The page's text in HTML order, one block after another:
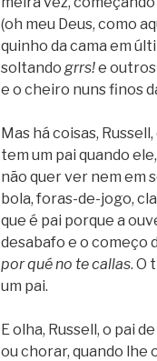
(oh meu Deus, como
qui­nho da cama em
sol­tando grrs!e
e o cheiro nuns finos
Mas há coisas,
tem um pai quando
não quer ver nem em
bola, foras-de-jogo,
que é pai por­que a
desa­bafo e o começo
por­ qué no te cal­las. O
um pai.
E olha, Russell, o pai
ou cho­rar, quando lhe